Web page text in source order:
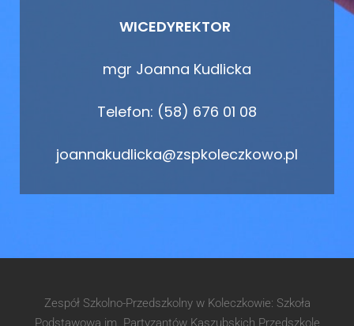
WICEDYREKTOR
mgr Joanna Kudlicka
Telefon: (58) 676 01 08
joannakudlicka@zspkoleczkowo.pl
Zespół Szkolno-Przedszkolny w Koleczkowie: Szkoła
Podstawowa im. Partyzantów Kaszubskich Przedszkole